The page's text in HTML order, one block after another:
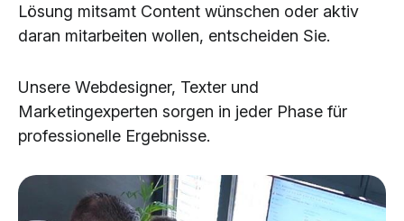
Lösung mitsamt Content wünschen oder aktiv
daran mitarbeiten wollen, entscheiden Sie.
Unsere Webdesigner, Texter und
Marketingexperten sorgen in jeder Phase für
professionelle Ergebnisse.